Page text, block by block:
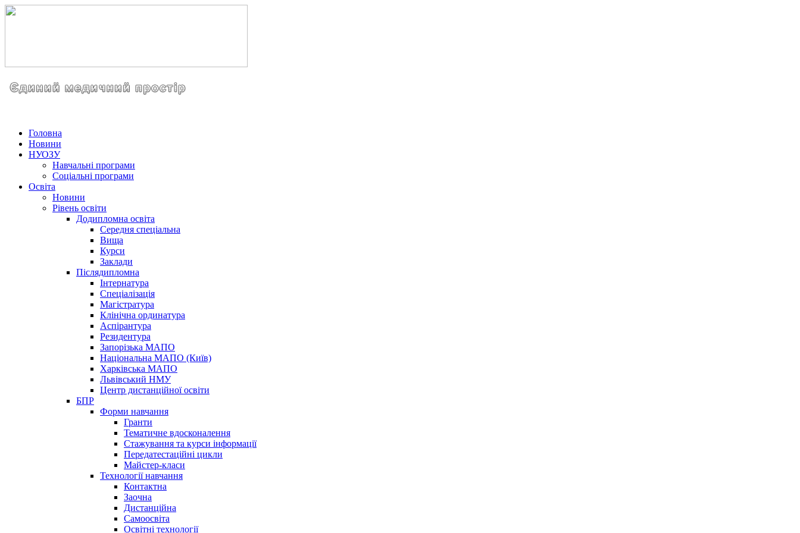
Головна
Новини
НУОЗУ
Навчальні програми
Соціальні програми
Освіта
Новини
Рівень освіти
Додипломна освіта
Середня спеціальна
Вища
Курси
Заклади
Післядипломна
Інтернатура
Спеціалізація
Магістратура
Клінічна ординатура
Аспірантура
Резидентура
Запорізька МАПО
Національна МАПО (Київ)
Харківська МАПО
Львівський НМУ
Центр дистанційної освіти
БПР
Форми навчання
Гранти
Тематичне вдосконалення
Стажування та курси інформації
Передатестаційні цикли
Майстер-класи
Технології навчання
Контактна
Заочна
Дистанційна
Самоосвіта
Освітні технології